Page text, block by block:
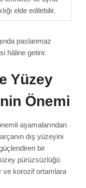
elde edilebilir.
paslanmaz
hâline getirir.
Yüzey
Önemi
aşamalarından
dış yüzeyini
bir
pürüzsüzlüğü
ve korozif ortamlara